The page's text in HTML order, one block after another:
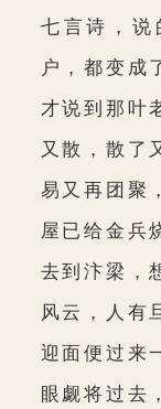
七言诗，说
户，都变成
才说到那叶
又散，散了
易又再团聚
屋已给金兵
去到汴梁，
风云，人有
迎面便过来
眼觑将过去